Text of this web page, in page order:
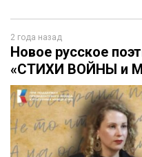
2 года назад
Новое русское
«СТИХИ ВОЙНЫ и